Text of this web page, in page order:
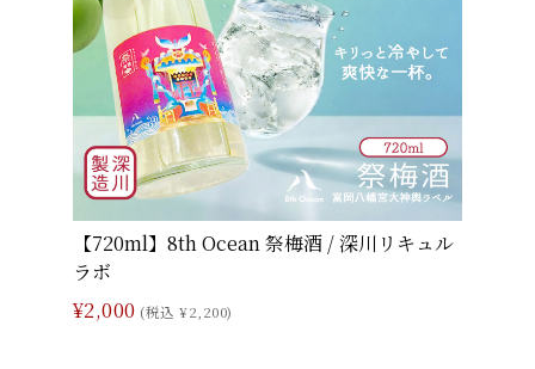
【720ml】8th Ocean 祭梅酒 / 深川リキュル
ラボ
¥2,000 (税込 ¥2,200)